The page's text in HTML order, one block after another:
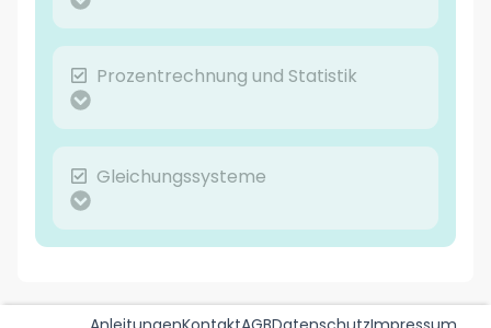
Prozentrechnung und Statistik
Gleichungssysteme